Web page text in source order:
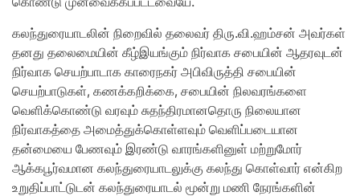
கலந்துரையாடலின் நிறைவில் தலைவர் திரு.வி.ஹம்சன் அவர்கள்
தனது தலைமையின் கீழ்இயங்கும் நிர்வாக சபையின் ஆதரவுடன்
நிர்வாக செயற்பாடாக காரைநகர் அபிவிருத்தி சபையின்
செயற்பாடுகள், கணக்கறிக்கை, சபையின் நிலவரங்களை
வெளிக்கொண்டு வரவும் சுதந்திரமானதொரு நிலையான
நிர்வாகத்தை அமைத்துக்கொள்ளவும் வெளிப்படையான
தன்மையை பேணவும் இரண்டு வாரங்களினுள் மற்றுமோர்
ஆக்கபூர்வமான கலந்துரையாடலுக்கு கலந்து கொள்வார் என்கிற
உறுதிப்பாட்டுடன் கலந்துரையாடல் மூன்று மணி நேரங்களின்